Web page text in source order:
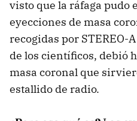
visto que la ráfaga pudo
eyecciones de masa
recogidas por STEREO-
de los científicos, debió
masa coronal que
estallido de radio.